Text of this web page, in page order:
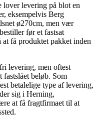
lover levering på blot en
eksempelvis Berg
ø270cm, men vær
før et fastsat
få produktet pakket inden
levering, men oftest
beløb. Som
betalelige type af levering,
sig i Herning,
at få fragtfirmaet til at